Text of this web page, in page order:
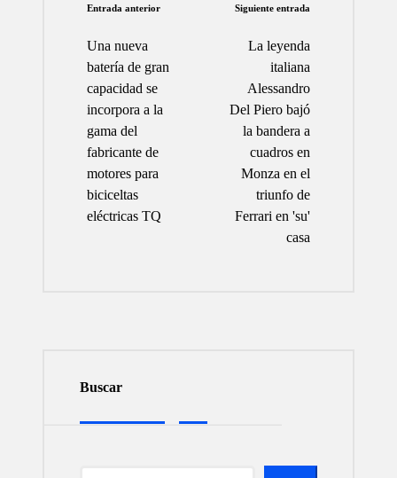
Navegación
de
entradas
Entrada anterior
Una nueva
batería de gran
capacidad se
incorpora a la
gama del
fabricante de
motores para
biciceltas
eléctricas TQ
Siguiente entrada
La leyenda
italiana
Alessandro
Del Piero bajó
la bandera a
cuadros en
Monza en el
triunfo de
Ferrari en 'su'
casa
Buscar